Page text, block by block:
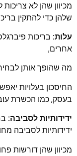
מכיוון שהן לא
שלהן כדי להתקין
עלות: בריכות
אחרים,
מה שהופך אותן
החיסכון בעלויות
בעסק, כמו הכשרת
ידידותיות לסביבה:
ידידותיות לסביבה
מכיוון שהן דורשות